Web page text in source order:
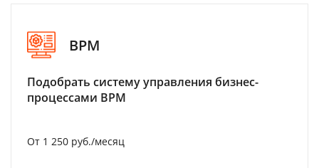
BPM
Подобрать систему управления бизнес-
процессами BPM
От 1 250 руб./месяц